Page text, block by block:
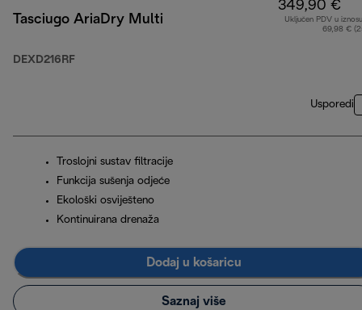
Tasciugo AriaDry Multi
DEXD216RF
349,90 €
Uključen PDV u
69,98 €
Usporedi
Troslojni sustav filtracije
Funkcija sušenja odjeće
Ekološki osviješteno
Kontinuirana drenaža
Dodaj u košaricu
Saznaj više